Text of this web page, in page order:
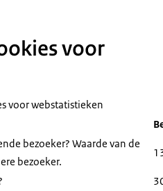
voor
voor webstatistieken
bezoeker? Waarde van de
bezoeker.